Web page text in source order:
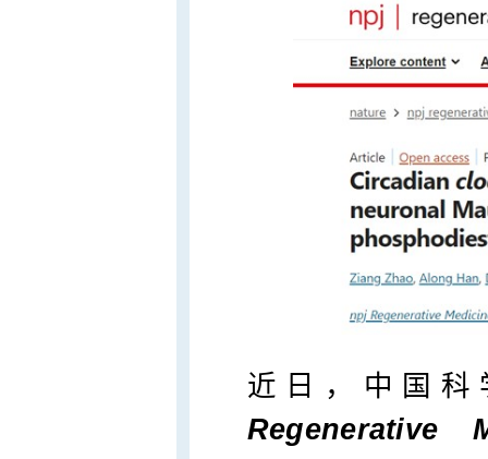
近日，中国
Regenerative